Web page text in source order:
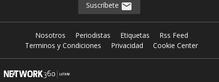
Suscríbete
Nosotros Periodistas Etiquetas
Rss Feed
Terminos y Condiciones
Privacidad Cookie Center